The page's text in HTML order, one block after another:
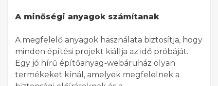
A minőségi anyagok számítanak
A megfelelő anyagok használata biztosítja, hogy
minden építési projekt kiállja az idő próbáját.
Egy jó hírű építőanyag-webáruház olyan
termékeket kínál, amelyek megfelelnek a